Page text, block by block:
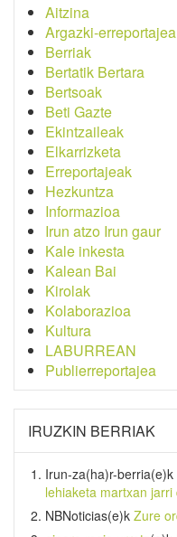
Aitzina
Argazki-erreportajea
Berriak
Bertatik Bertara
Bertsoak
Beti Gazte
Ekintzaileak
Elkarrizketa
Erreportajeak
Hezkuntza
Informazioa
Irun atzo Irun gaur
Kale inkesta
Kalean Bai
Kirolak
Kolaborazioa
Kultura
LABURREAN
Publierreportajea
IRUZKIN BERRIAK
Irun-za(ha)r-berria(e)k
lehiaketa martxan
NBNoticias(e)k Zure